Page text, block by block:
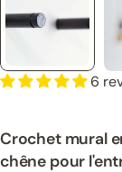
6
Crochet mural
chêne pour